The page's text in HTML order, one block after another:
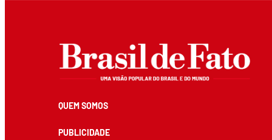
QUEM SOMOS
PUBLICIDADE